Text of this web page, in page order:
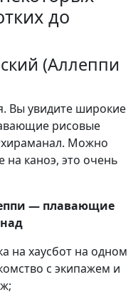
до
(Аллеппи
Вы увидите широкие
рисовые
Можно
на каноэ, это очень
— плавающие
на хаусбот на одном
с экипажем и